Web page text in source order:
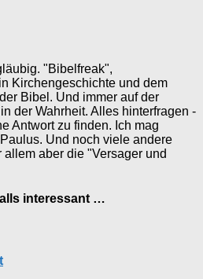
"Bibelfreak",
Kirchengeschichte und dem
Bibel. Und immer auf der
der Wahrheit. Alles hinterfragen -
Antwort zu finden. Ich mag
Und noch viele andere
aber die "Versager und
interessant …